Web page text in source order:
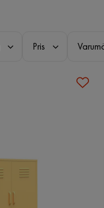
Pris